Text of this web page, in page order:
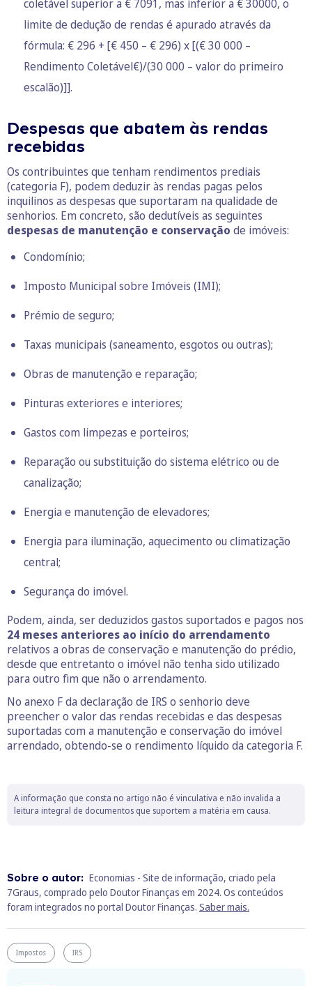
coletável superior a € 7091, mas inferior a € 30000, o
limite de dedução de rendas é apurado através da
fórmula: € 296 + [€ 450 – € 296) x [(€ 30 000 –
Rendimento Coletável€)/(30 000 – valor do primeiro
escalão)]].
Despesas que abatem às rendas
recebidas
Os contribuintes que tenham rendimentos prediais
(categoria F), podem deduzir às rendas pagas pelos
inquilinos as despesas que suportaram na qualidade de
senhorios. Em concreto, são dedutíveis as seguintes
despesas de manutenção e conservação de imóveis:
Condomínio;
Imposto Municipal sobre Imóveis (IMI);
Prémio de seguro;
Taxas municipais (saneamento, esgotos ou outras);
Obras de manutenç​​​​​​ão e reparaç​​​​​​ão;
Pinturas exteriores e interiores;
Gastos com limpezas e porteiros;
Reparação ou substituição do sistema elétrico ou de
canalização;
Energia e manutenção de elevadores;
Energia para iluminação, aquecimento ou climatização
central;
Segurança do imóvel.
Podem, ainda, ser deduzidos gastos suportados e pagos nos
24 meses anteriores ao início do arrendamento
relativos a obras de conservação e manutenção do prédio,
desde que entretanto o imóvel não tenha sido utilizado
para outro fim que não o arrendamento.
No anexo F da declaraç​​​​​​​ão de IRS o senhorio deve
preencher o valor das rendas recebidas e das despesas
suportadas com a manutenç​​​​​​​ão e conservação do imóvel
arrendado, obtendo-se o rendimento líquido da categoria F.
A informação que consta no artigo não é vinculativa e não invalida a
leitura integral de documentos que suportem a matéria em causa.
Sobre o autor: Economias - Site de informação, criado pela
7Graus, comprado pelo Doutor Finanças em 2024. Os conteúdos
foram integrados no portal Doutor Finanças. Saber mais.
Impostos IRS